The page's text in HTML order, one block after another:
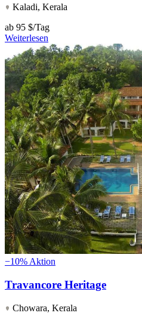
Kaladi, Kerala
ab 95 $/Tag
Weiterlesen
−10% Aktion
Travancore Heritage
Chowara, Kerala